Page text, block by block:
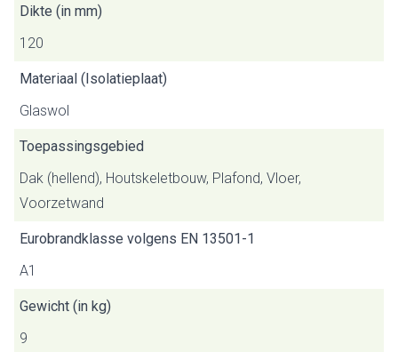
Dikte (in mm)
120
Materiaal (Isolatieplaat)
Glaswol
Toepassingsgebied
Dak (hellend), Houtskeletbouw, Plafond, Vloer,
Voorzetwand
Eurobrandklasse volgens EN 13501-1
A1
Gewicht (in kg)
9